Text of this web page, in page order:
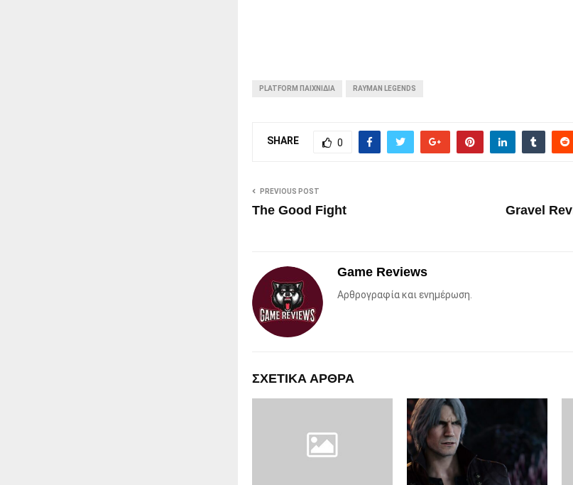
PLATFORM ΠΑΙΧΝΊΔΙΑ RAYMAN LEGENDS
SHARE 0
PREVIOUS POST
The Good Fight
Gravel
Game Reviews
Αρθρογραφία και ενημέρωση.
ΣΧΕΤΙΚΑ ΑΡΘΡΑ